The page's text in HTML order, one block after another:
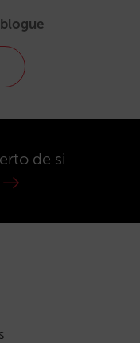
de si